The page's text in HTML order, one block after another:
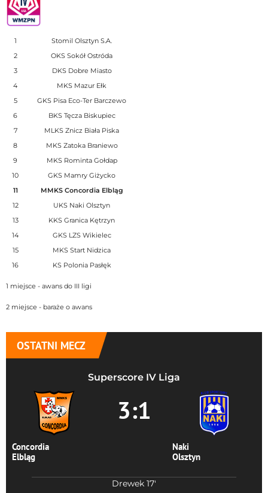
1
Stomil Olsztyn S.A.
2
OKS Sokół Ostróda
3
DKS Dobre Miasto
4
MKS Mazur Ełk
5
GKS Pisa Eco-Ter Barczewo
6
BKS Tęcza Biskupiec
7
MLKS Znicz Biała Piska
8
MKS Zatoka Braniewo
9
MKS Rominta Gołdap
10
GKS Mamry Giżycko
11
MMKS Concordia Elbląg
12
UKS Naki Olsztyn
13
KKS Granica Kętrzyn
14
GKS LZS Wikielec
15
MKS Start Nidzica
16
KS Polonia Pasłęk
1 miejsce - awans do III ligi
2 miejsce - baraże o awans
OSTATNI MECZ
Superscore IV Liga
Concordia
Elbląg
3:1
Naki
Olsztyn
Drewek 17'